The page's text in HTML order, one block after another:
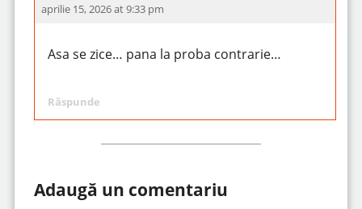
aprilie 15, 2026 at 9:33 pm
Asa se zice… pana la proba contrarie…
Răspunde
Adaugă un comentariu